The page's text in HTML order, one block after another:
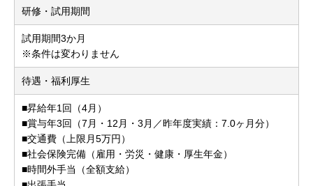
研修・試用期間
試用期間3か月
※条件は変わりません
待遇・福利厚生
■昇給年1回（4月）
■賞与年3回（7月・12月・3月／昨年度実績：7.0ヶ月分）
■交通費（上限月5万円）
■社会保険完備（雇用・労災・健康・厚生年金）
■時間外手当（全額支給）